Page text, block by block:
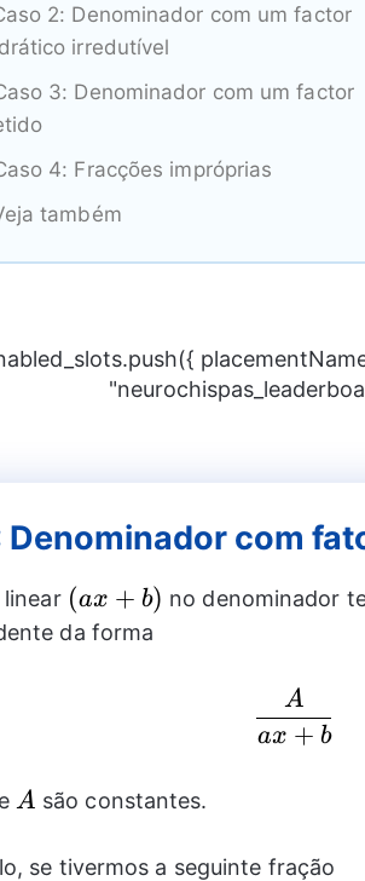
2: Denominador com um factor
irredutível
3: Denominador com um factor
4: Fracções impróprias
também
Denominador com
(ax+b)
(ax + b) no denominador
da forma
ax + b
A
A
A são constantes.
se tivermos a seguinte fração